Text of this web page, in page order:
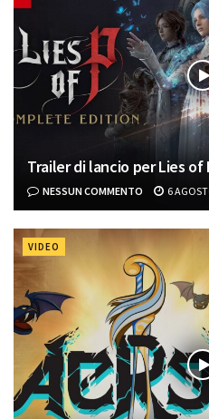
Trailer di lancio per Lies
NESSUN COMMENTO 6
VIDEO